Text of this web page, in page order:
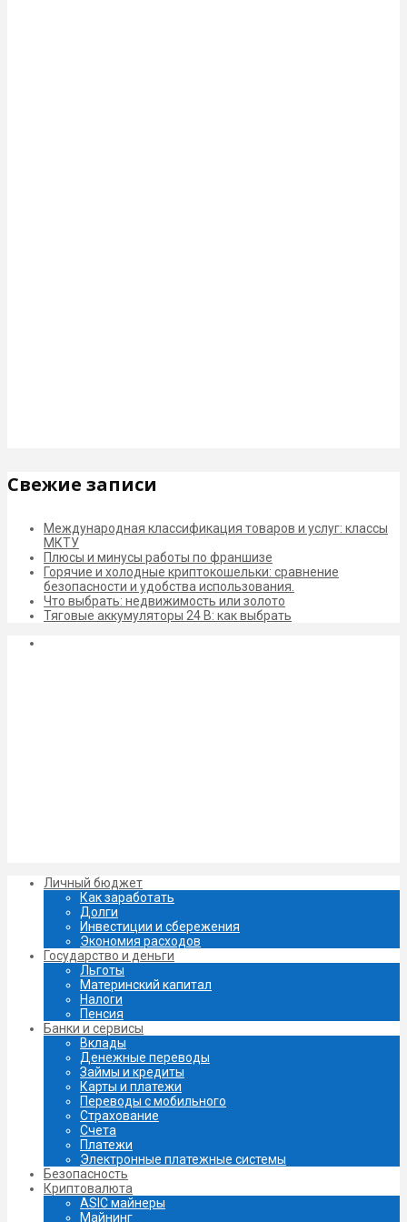
Свежие записи
Международная классификация товаров и услуг: классы
МКТУ
Плюсы и минусы работы по франшизе
Горячие и холодные криптокошельки: сравнение
безопасности и удобства использования.
Что выбрать: недвижимость или золото
Тяговые аккумуляторы 24 В: как выбрать
Личный бюджет
Как заработать
Долги
Инвестиции и сбережения
Экономия расходов
Государство и деньги
Льготы
Материнский капитал
Налоги
Пенсия
Банки и сервисы
Вклады
Денежные переводы
Займы и кредиты
Карты и платежи
Переводы с мобильного
Страхование
Счета
Платежи
Электронные платежные системы
Безопасность
Криптовалюта
ASIC майнеры
Майнинг